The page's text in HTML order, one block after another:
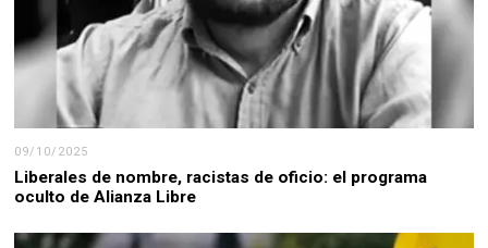
09/10/2025
Liberales de nombre, racistas de oficio: el programa
oculto de Alianza Libre